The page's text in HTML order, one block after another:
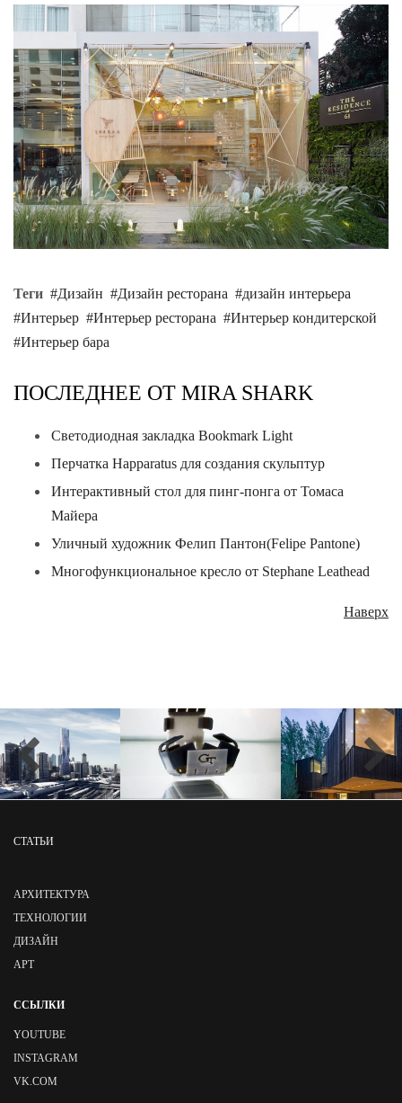
Теги Дизайн Дизайн ресторана
дизайн интерьера
Интерьер
Интерьер ресторана
Интерьер кондитерской
Интерьер бара
ПОСЛЕДНЕЕ ОТ MIRA SHARK
Светодиодная закладка Bookmark Light
Перчатка Happaratus для создания скульптур
Интерактивный стол для пинг-понга от Томаса
Майера
Уличный художник Фелип Пантон(Felipe Pantone)
Многофункциональное кресло от Stephane Leathead
Наверх
СТАТЬИ
АРХИТЕКТУРА
ТЕХНОЛОГИИ
ДИЗАЙН
АРТ
ССЫЛКИ
YOUTUBE
INSTAGRAM
VK.COM